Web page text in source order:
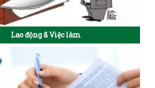
Lao động & Việc làm